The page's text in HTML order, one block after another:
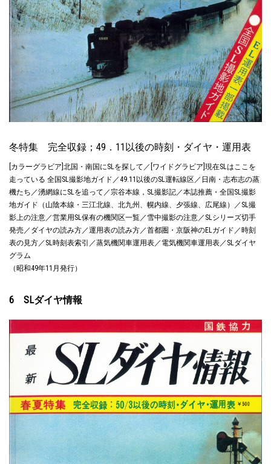
冬特集 完全収録；49．11以後の時刻・ダイヤ・運用表
[カラーグラビア]北国・南国にSLを探して／[ワイドグラビア]現在SLはここを
走っている 全国SL撮影地ガイド／49.11以後のSL運転線区／日南・志布志の蒸
機たち／湧網線にSLを追って／宗谷本線，SL撮影記／本誌推薦・全国SL撮影
地ガイド（山陰本線・三江北線、北九州、幌内線、夕張線、広尾線）／SL撮
影上の注意／営業用SL保有の機関区一覧／雪中撮影の注意／SLシリーズ切手
発売／ダイヤの読み方／運用表の読み方／首都圏・京阪神のELガイド／時刻
表の見方／SL時刻表索引／蒸気機関車運用表／電気機関車運用表／SLダイヤ
グラム
（昭和49年11月発行）
6 SLダイヤ情報